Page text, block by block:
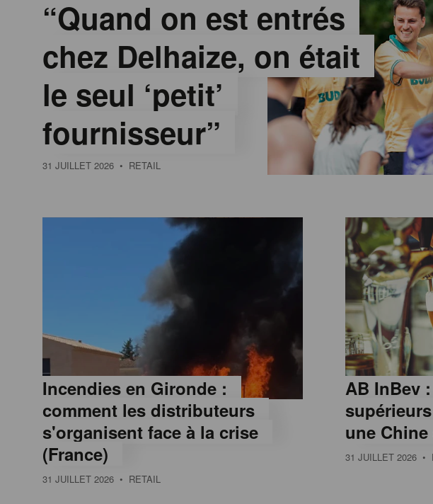
“Quand on est entrés
chez Delhaize, on était
le seul ‘petit’
fournisseur”
31 JUILLET 2026 • RETAIL
Incendies en Gironde :
comment les distributeurs
s'organisent face à la crise
(France)
31 JUILLET 2026 • RETAIL
AB InBev
une
31 JUILLET 2026 •